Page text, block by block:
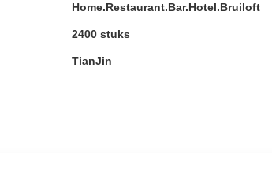
Home.Restaurant.Bar.Hotel.Bruiloft
2400 stuks
TianJin